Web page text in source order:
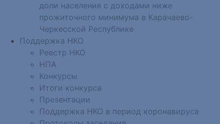
доли населения с доходами ниже
прожиточного минимума в Карачаево-
Черкесской Республике
Поддержка НКО
Реестр НКО
НПА
Конкурсы
Итоги конкурса
Презентации
Поддержка НКО в период коронавируса